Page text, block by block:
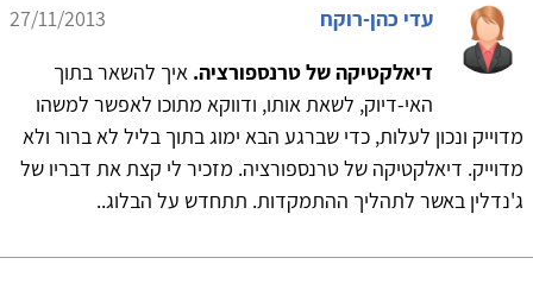
עדי כהן-רוקח
27/11/2013
דיאלקטיקה של טרנספורציה. איך להשאר בתוך
האי-דיוק, לשאת אותו, ודווקא מתוכו לאפשר למשהו
מדוייק ונכון לעלות, כדי שברגע הבא ימוג בתוך בליל לא ברור ולא
מדוייק. דיאלקטיקה של טרנספורציה. מזכיר לי קצת את דבריו של
ג'נדלין באשר לתהליך ההתמקדות. תתחדש על הבלוג..